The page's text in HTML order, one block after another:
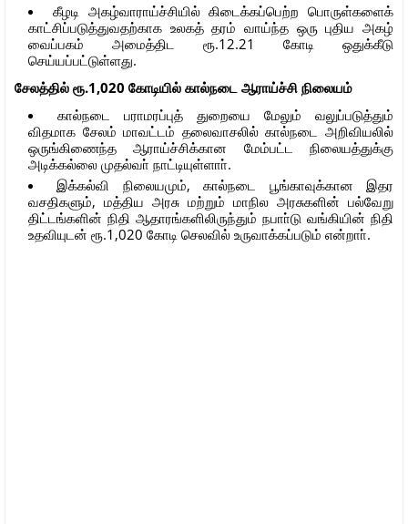
கீழடி அகழ்வாராய்ச்சியில் கிடைக்கப்பெற்ற பொருள்களைக்
காட்சிப்படுத்துவதற்காக உலகத் தரம் வாய்ந்த ஒரு புதிய அகழ்
வைப்பகம் அமைத்திட ரூ.12.21 கோடி ஒதுக்கீடு
செய்யப்பட்டுள்ளது.
சேலத்தில் ரூ.1,020 கோடியில் கால்நடை ஆராய்ச்சி நிலையம்
கால்நடை பராமரப்புத் துறையை மேலும் வலுப்படுத்தும்
விதமாக சேலம் மாவட்டம் தலைவாசலில் கால்நடை அறிவியலில்
ஒருங்கிணைந்த ஆராய்ச்சிக்கான மேம்பட்ட நிலையத்துக்கு
அடிக்கல்லை முதல்வா் நாட்டியுள்ளாா்.
இக்கல்வி நிலையமும், கால்நடை பூங்காவுக்கான இதர
வசதிகளும், மத்திய அரசு மற்றும் மாநில அரசுகளின் பல்வேறு
திட்டங்களின் நிதி ஆதாரங்களிலிருந்தும் நபாா்டு வங்கியின் நிதி
உதவியுடன் ரூ.1,020 கோடி செலவில் உருவாக்கப்படும் என்றாா்.